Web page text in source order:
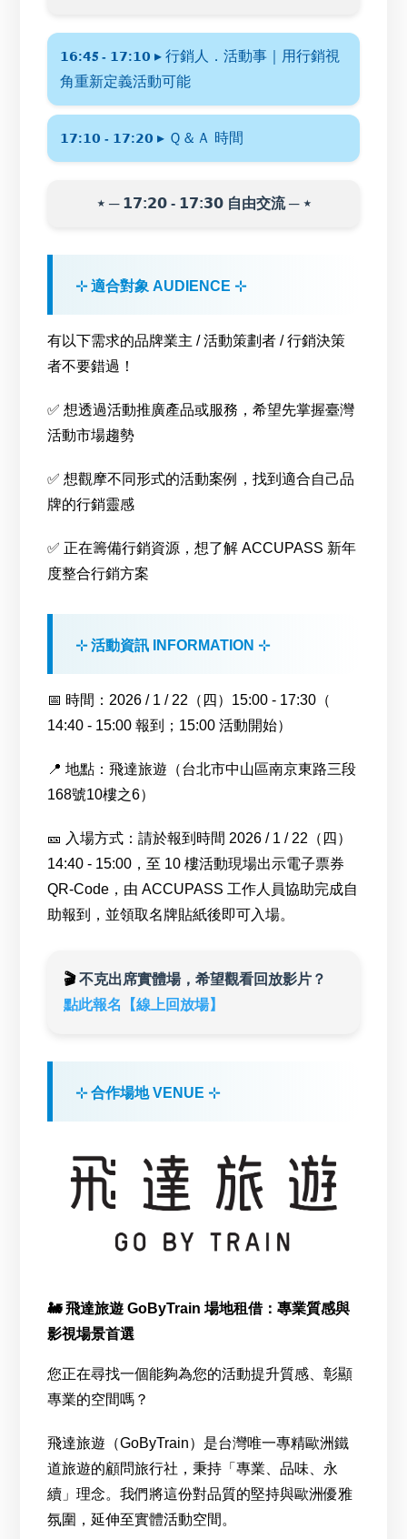
𝟭𝟲:𝟰𝟓 - 𝟭𝟳:𝟭𝟬 ▸ 行銷人．活動事｜用行銷視
角重新定義活動可能
𝟭𝟳:𝟭𝟬 - 𝟭𝟳:𝟮𝟬 ▸ Ｑ＆Ａ 時間
⋆ ─ 𝟭𝟳:𝟮𝟬 - 𝟭𝟳:𝟯𝟬 自由交流 ─ ⋆
⊹ 適合對象 AUDIENCE ⊹
有以下需求的品牌業主 / 活動策劃者 / 行銷決策
者不要錯過！
✅ 想透過活動推廣產品或服務，希望先掌握臺灣
活動市場趨勢
✅ 想觀摩不同形式的活動案例，找到適合自己品
牌的行銷靈感
✅ 正在籌備行銷資源，想了解 ACCUPASS 新年
度整合行銷方案
⊹ 活動資訊 INFORMATION ⊹
📅 時間：2026 / 1 / 22（四）15:00 - 17:30（
14:40 - 15:00 報到；15:00 活動開始）
📍 地點：飛達旅遊（台北市中山區南京東路三段
168號10樓之6）
🎫 入場方式：請於報到時間 2026 / 1 / 22（四）
14:40 - 15:00，至 10 樓活動現場出示電子票券
QR-Code，由 ACCUPASS 工作人員協助完成自
助報到，並領取名牌貼紙後即可入場。
🎬不克出席實體場，希望觀看回放影片？
點此報名【線上回放場】
⊹ 合作場地 VENUE ⊹
🚂 飛達旅遊 GoByTrain 場地租借：專業質感與
影視場景首選
您正在尋找一個能夠為您的活動提升質感、彰顯
專業的空間嗎？
飛達旅遊（GoByTrain）是台灣唯一專精歐洲鐵
道旅遊的顧問旅行社，秉持「專業、品味、永
續」理念。我們將這份對品質的堅持與歐洲優雅
氛圍，延伸至實體活動空間。